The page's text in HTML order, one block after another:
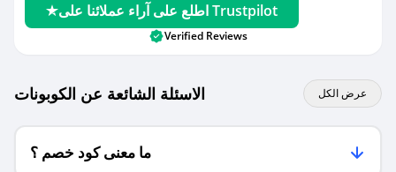
اطلع على آراء عملائنا على Trustpilot
Verified Reviews
الاسئلة الشائعة عن الكوبونات عرض الكل
ما معنى كود خصم ؟